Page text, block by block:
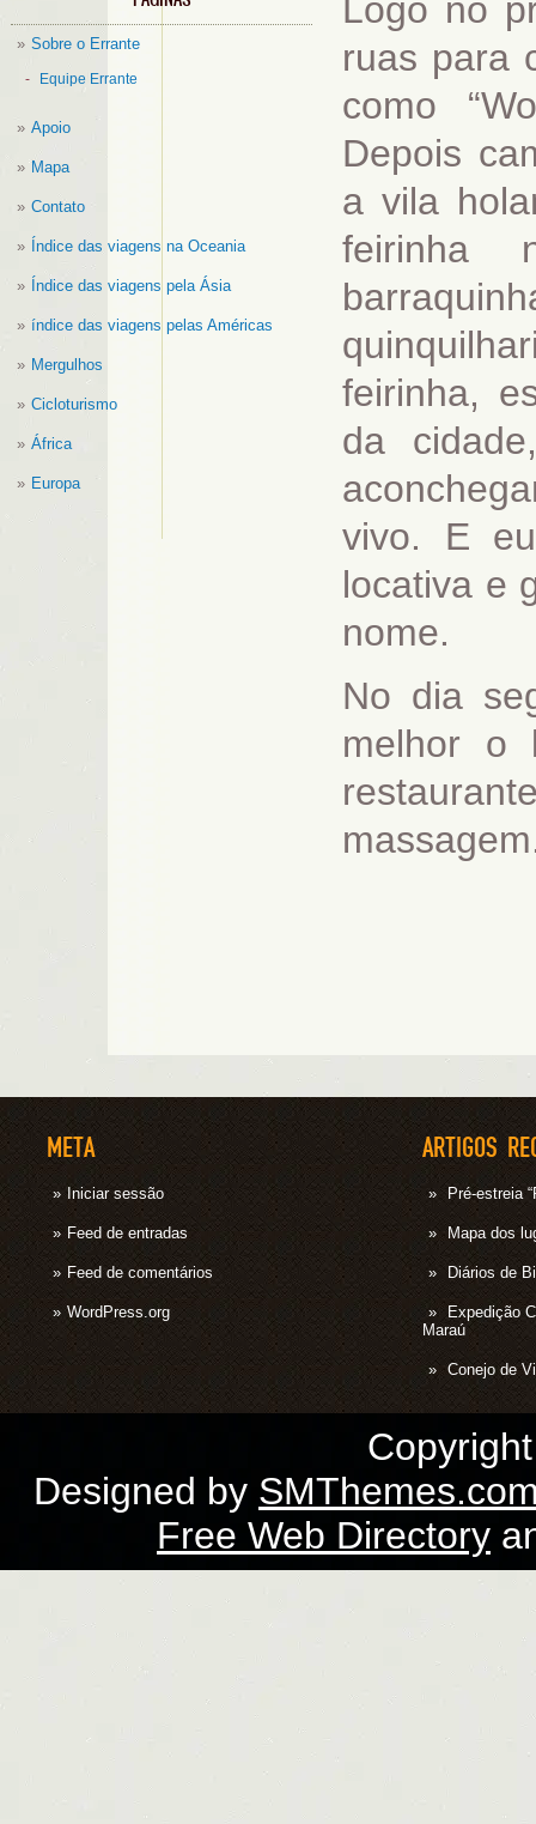
Sobre o Errante
Equipe Errante
Apoio
Mapa
Contato
Índice das viagens na Oceania
Índice das viagens pela Ásia
índice das viagens pelas Américas
Mergulhos
Cicloturismo
África
Europa
Logo no
ruas para
como
Depois
a vila
feirinha
feirinha,
da
vivo. E
locativa e
nome.
No dia
melhor o
META
Iniciar sessão
Feed de entradas
Feed de comentários
WordPress.org
ARTIGOS
Pré-estreia
Mapa dos
Diários de
Expedição
Maraú
Conejo de
Designed by
Free Web Directory